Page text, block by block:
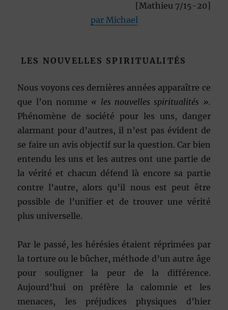
[Mathieu 7/15-20]
par Michael
LES NOUVELLES SPIRITUALITÉS
Nous voyons ces dernières années apparaître ce
que l’on nomme « les nouvelles spiritualités ».
Phénomène de société pour les uns, danger
alarmant pour d’autres, il n’est pas évident de
se faire un avis objectif sur la question. Car bien
entendu les uns et les autres ont une partie de
la vérité et chacun défend là encore sa partie
contre l’autre, alors qu’il nous est peut être
possible de l’unifier et de trouver une vérité
plus universelle.
Par le passé, les hérésies étaient réprimées par
la torture ou le bûcher, méthode d’un autre âge
pour souligner la peur de la différence.
Aujourd’hui on préfère la calomnie et les
menaces, les préjudices physiques d’hier